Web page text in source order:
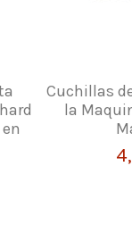
Cuchillas
la